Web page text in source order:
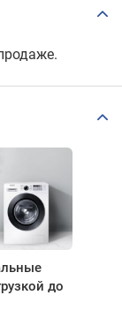
до